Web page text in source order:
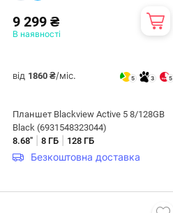
9 299 ₴
В наявності
від 1860 ₴/міс. 5 3 5
Планшет Blackview Active 5 8/128GB
Black (6931548323044)
8.68"
8 ГБ 128 ГБ
Безкоштовна доставка